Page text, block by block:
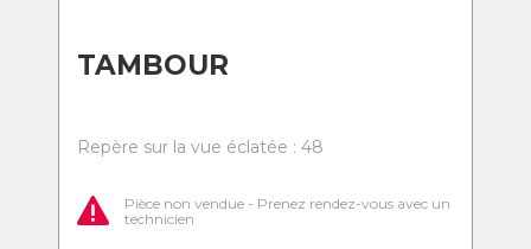
TAMBOUR
Repère sur la vue éclatée : 48
Pièce non vendue - Prenez rendez-vous avec un
technicien